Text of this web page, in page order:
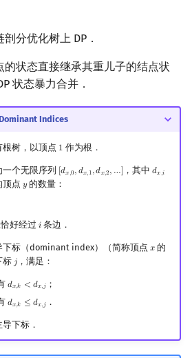
分优化树上 DP．
状态直接继承其重儿子的结点状
状态暴力合并．
Indices
树，以顶点 1
1 作为根．
个无限序列 [𝑑𝑥,0,𝑑𝑥,1,𝑑𝑥,2, …]
[dx,0 ,dx,1,dx,2 ,… ，其中𝑑𝑥,𝑖
dx,i
顶点 𝑦
y的数量：
好经过𝑖i 条边．
标（dominant index）（简称顶点 𝑥
x 的
标 𝑗
j，满足：
𝑑𝑥,𝑘 < 𝑑𝑥,𝑗
dx,k <dx,j
；
𝑑𝑥,𝑘 ≤ 𝑑𝑥,𝑗
dx,k ≤dx,j ．
下标．